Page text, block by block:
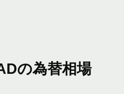
の為替相場